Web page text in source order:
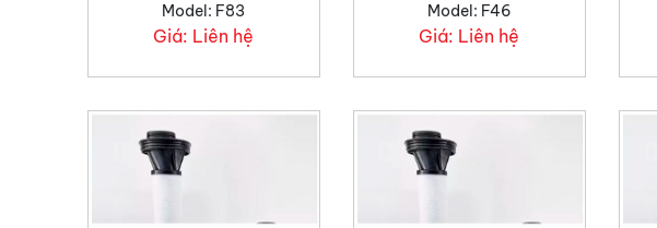
Model: F83
Giá: Liên hệ
Kho.
Model: F46
Giá: Liên hệ